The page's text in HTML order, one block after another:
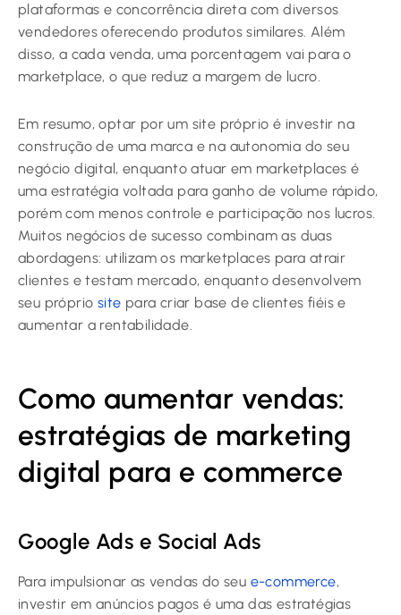
plataformas e concorrência direta com diversos
vendedores oferecendo produtos similares. Além
disso, a cada venda, uma porcentagem vai para o
marketplace, o que reduz a margem de lucro.
Em resumo, optar por um site próprio é investir na
construção de uma marca e na autonomia do seu
negócio digital, enquanto atuar em marketplaces é
uma estratégia voltada para ganho de volume rápido,
porém com menos controle e participação nos lucros.
Muitos negócios de sucesso combinam as duas
abordagens: utilizam os marketplaces para atrair
clientes e testam mercado, enquanto desenvolvem
seu próprio site para criar base de clientes fiéis e
aumentar a rentabilidade.
Como aumentar vendas:
estratégias de marketing
digital para e commerce
Google Ads e Social Ads
Para impulsionar as vendas do seu e-commerce,
investir em anúncios pagos é uma das estratégias